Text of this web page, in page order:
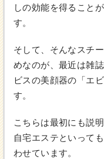
しの効能を得ること
す。
そして、そんなスチ
めなのが、最近は雑
ビスの美顔器の「エ
す。
こちらは最初にも説
自宅エステといって
わせています。